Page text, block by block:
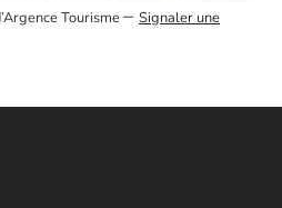
Tourisme– Signaler une